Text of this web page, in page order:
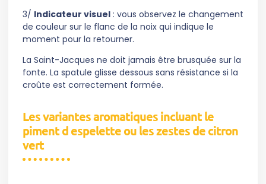
3/ Indicateur visuel : vous observez le changement
de couleur sur le flanc de la noix qui indique le
moment pour la retourner.
La Saint-Jacques ne doit jamais être brusquée sur la
fonte. La spatule glisse dessous sans résistance si la
croûte est correctement formée.
Les variantes aromatiques incluant le
piment d espelette ou les zestes de citron
vert